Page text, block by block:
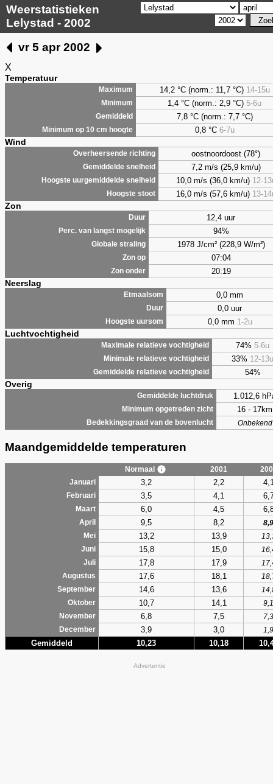
Weerstatistieken
Lelystad - 2002
vr 5 apr 2002
X
Temperatuur
Maximum 14,2 °C (norm.: 11,7 °C) 14-15u
Minimum 1,4 °C (norm.: 2,9 °C) 5-6u
Gemiddeld 7,8°C (norm.: 7,7 °C)
Minimum op 10 cm hoogte 0,8°C 6-7u
Wind
Overheersende richting oostnoordoost (78°)
Gemiddelde snelheid 7,2 m/s (25,9 km/u)
Hoogste uurgemiddelde snelheid 10,0 m/s (36,0 km/u) 12-
Hoogste stoot 16,0 m/s (57,6 km/u) 13-
Zon
Duur 12,4 uur
Perc. van langst mogelijk 94%
Globale straling 1978 J/cm² (228,9 W/m²)
Zon op 07:04
Zon onder 20:19
Neerslag
Etmaalsom 0,0 mm
Duur 0,0 uur
Hoogste uursom 0,0 mm 1-2u
Luchtvochtigheid
Maximale relatieve vochtigheid 74% 5-6u
Minimale relatieve vochtigheid 33% 12-13u
Gemiddelde relatieve vochtigheid 54%
Overig
Gemiddelde luchtdruk 1.012,6
Minimum opgetreden zicht 16 - 17km
Bedekkingsgraad van de bovenlucht Onbekend
Maandgemiddelde temperaturen
Normaal 2001
Januari
3,2 2,2
Februari 3,5 4,1
Maart 6,0 4,5
April 9,5 8,2
8,9
Mei
13,2 13,9
Juni
15,8 15,0
Juli
17,8 17,9
Augustus
17,6 18,1
September
14,6 13,6
Oktober
10,7 14,1
9,1
November
6,8 7,5
7,3
December
3,9 3,0 1,9
Gemiddeld 10,23 10,18
Advertentie